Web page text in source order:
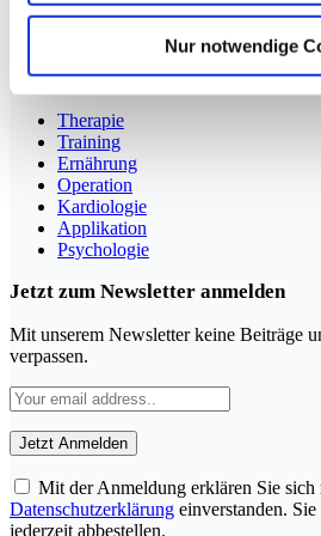
Nur notwendige
YouTube LinkedIn
Rubriken
Therapie
Training
Ernährung
Operation
Kardiologie
Applikation
Psychologie
Jetzt zum Newsletter anmelden
Mit unserem Newsletter keine Beiträge
verpassen.
Mit der Anmeldung erklären Sie sich
Datenschutzerklärung einverstanden.
jederzeit abbestellen.